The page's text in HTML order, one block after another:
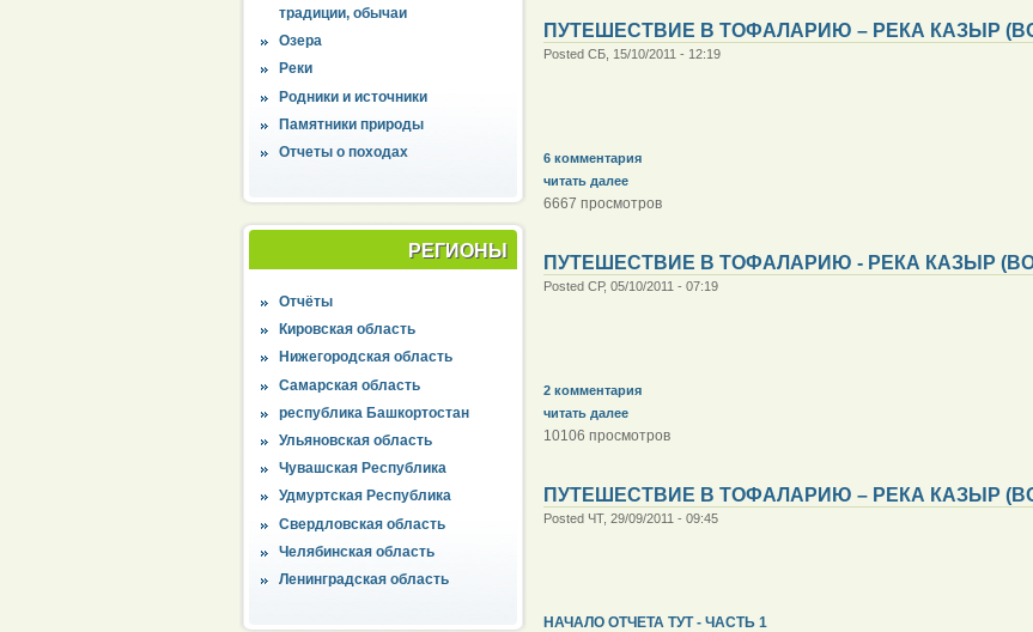
традиции, обычаи
Озера
Реки
Родники и источники
Памятники природы
Отчеты о походах
РЕГИОНЫ
Отчёты
Кировская область
Нижегородская область
Самарская область
республика Башкортостан
Ульяновская область
Чувашская Республика
Удмуртская Республика
Свердловская область
Челябинская область
Ленинградская область
ПУТЕШЕСТВИЕ В ТОФАЛАРИЮ – РЕКА КАЗЫР
Posted СБ, 15/10/2011 - 12:19
6 комментария
читать далее
6667 просмотров
ПУТЕШЕСТВИЕ В ТОФАЛАРИЮ - РЕКА КАЗЫР
Posted СР, 05/10/2011 - 07:19
2 комментария
читать далее
10106 просмотров
ПУТЕШЕСТВИЕ В ТОФАЛАРИЮ – РЕКА КАЗЫР
Posted ЧТ, 29/09/2011 - 09:45
НАЧАЛО ОТЧЕТА ТУТ - ЧАСТЬ 1